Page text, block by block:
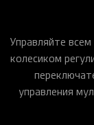
Управляйте
колесиком
управления